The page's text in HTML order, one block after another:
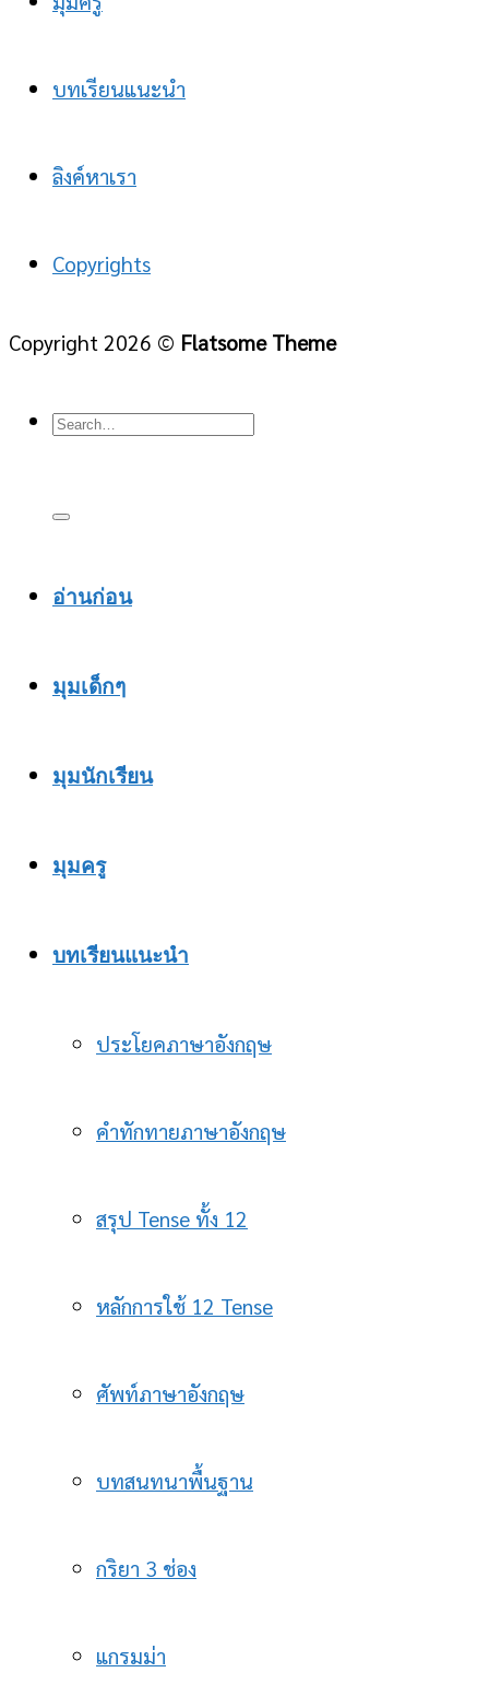
บทเรียนแนะนำ
ลิงค์หาเรา
Copyrights
Copyright 2026 © Flatsome Theme
อ่านก่อน
มุมเด็กๆ
มุมนักเรียน
มุมครู
บทเรียนแนะนำ
ประโยคภาษาอังกฤษ
คำทักทายภาษาอังกฤษ
สรุป Tense ทั้ง 12
หลักการใช้ 12 Tense
ศัพท์ภาษาอังกฤษ
บทสนทนาพื้นฐาน
กริยา 3 ช่อง
แกรมม่า